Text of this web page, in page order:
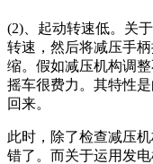
(2)、起动转速低。关
转速，然后将减压手
缩。假如减压机构调
摇车很费力。其特性
回来。
此时，除了检查减压
错了。而关于运用发